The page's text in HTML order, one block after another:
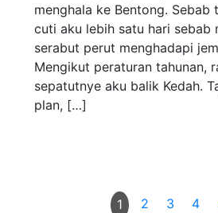
menghala ke Bentong. Sebab
cuti aku lebih satu hari sebab
serabut perut menghadapi
Mengikut peraturan tahunan,
sepatutnye aku balik Kedah.
plan, […]
1 2 3 4